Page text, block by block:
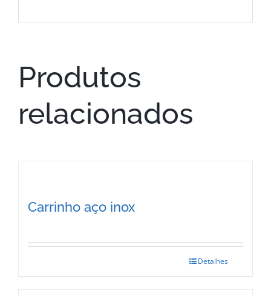
Produtos
relacionados
Carrinho aço inox
Detalhes